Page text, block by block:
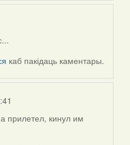
каб пакідаць каментары.
прилетел, кинул им